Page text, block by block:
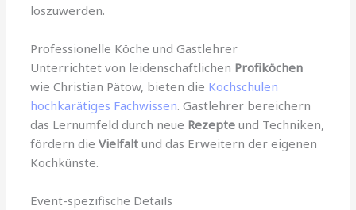
loszuwerden.
Professionelle Köche und Gastlehrer
Unterrichtet von leidenschaftlichen Profiköchen
wie Christian Pätow, bieten die Kochschulen
hochkarätiges Fachwissen. Gastlehrer bereichern
das Lernumfeld durch neue Rezepte und Techniken,
fördern dieVielfalt und das Erweitern der eigenen
Kochkünste.
Event-spezifische Details